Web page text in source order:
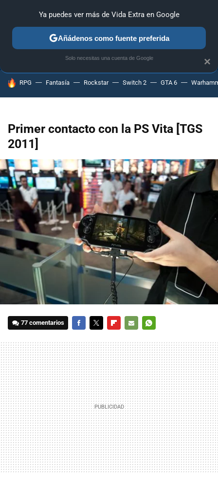
ANÁLISIS GUÍAS Y TRUCOS PC SONY NINTENDO
HOY SE HABLA DE
RPG Fantasía Rockstar Switch 2 GTA 6
Primer contacto con la PS Vita [TGS
2011]
77 comentarios
MAIL
×
Ya puedes ver más de Vida Extra en Google
Añádenos como fuente preferida
Solo necesitas una cuenta de Google